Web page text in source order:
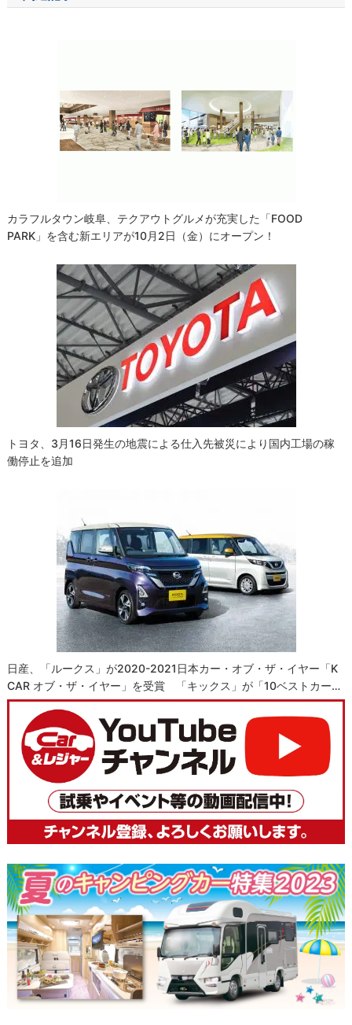
ビ
カラフルタウン岐阜、テクアウトグルメが充実した「FOOD
PARK」を含む新エリアが10月2日（金）にオープン！
トヨタ、3月16日発生の地震による仕入先被災により国内工場の稼
働停止を追加
日産、「ルークス」が2020-2021日本カー・オブ・ザ・イヤー「K
CAR オブ・ザ・イヤー」を受賞 「キックス」が「10ベストカー…